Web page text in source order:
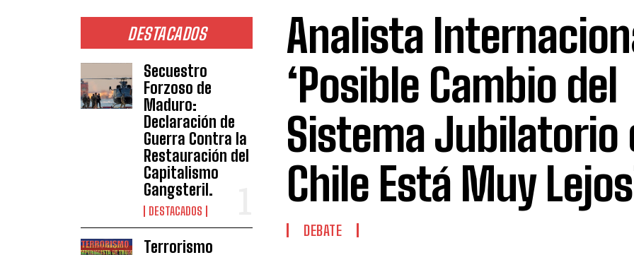
DESTACADOS
Secuestro
Forzoso de
Maduro:
Declaración de
Guerra Contra la
Restauración del
Capitalismo
Gangsteril.
DESTACADOS
Terrorismo
Analista
‘Posible Cambio del
Sistema Jubilatorio
Chile Está Muy
DEBATE